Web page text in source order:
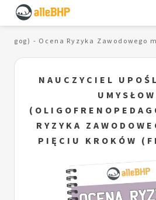
- Ocena Ryzyka Zawodowego
NAUCZYCIEL
RYZYKA
PIĘCIU KROKÓW